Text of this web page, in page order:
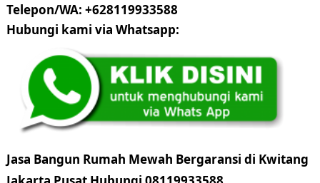
Telepon/WA: +628119933588
Hubungi kami via Whatsapp:
Jasa Bangun Rumah Mewah Bergaransi di Kwitang